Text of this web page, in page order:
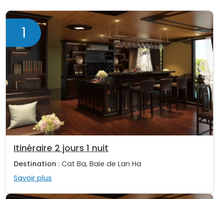
1
Itinéraire 2 jours 1 nuit
Destination : Cat Ba, Baie de Lan Ha
Savoir plus